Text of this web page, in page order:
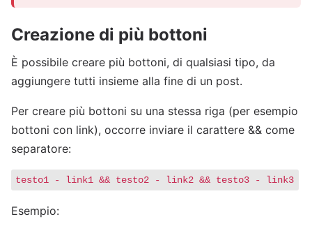
Creazione di più bottoni
È possibile creare più bottoni, di qualsiasi tipo, da
aggiungere tutti insieme alla fine di un post.
Per creare più bottoni su una stessa riga (per esempio
bottoni con link), occorre inviare il carattere && come
separatore:
testo1 - link1 && testo2 - link2 && testo3 - link3
Esempio: